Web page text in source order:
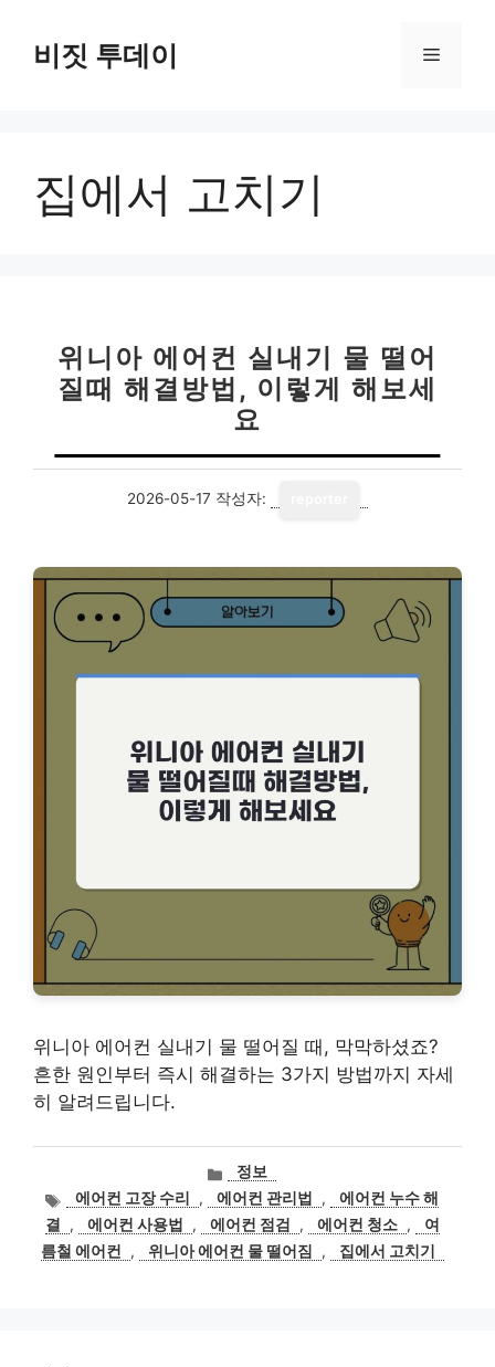
비짓 투데이 메
집에서 고치기
위니아 에어컨 실내기 물 떨어
질때 해결방법, 이렇게 해보세
요
2026-05-17 작성자:
위니아 에어컨 실내기 물 떨어질 때, 막막하셨죠?
흔한 원인부터 즉시 해결하는 3가지 방법까지 자세
히 알려드립니다.
카
테
고
리
정보
태에어컨 고장 수리 , 에어컨 관리법 ,
에어컨 누수 해
결
, 에어컨 사용법 , 에어컨 점검 , 에어컨 청소 ,
여
름철 에어컨
, 위니아 에어컨 물 떨어짐 , 집에서 고치기